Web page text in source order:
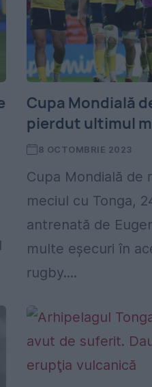
Cupa Mondială
pierdut ultimul
8 OCTOMBRIE 2023
Cupa Mondială de
meciul cu Tonga,
antrenată de
multe eșecuri în
rugby....